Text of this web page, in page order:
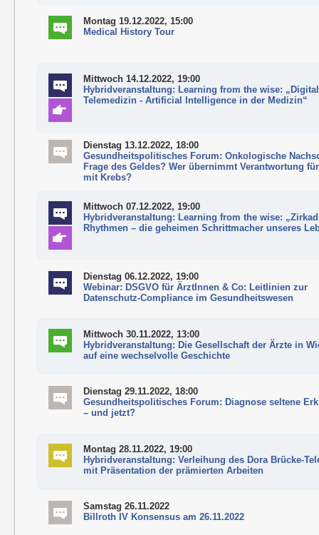
Montag 19.12.2022, 15:00
Medical History Tour
Mittwoch 14.12.2022, 19:00
Hybridveranstaltung: Learning from the wise:
Telemedizin - Artificial Intelligence in der Medizin“
Dienstag 13.12.2022, 18:00
Gesundheitspolitisches Forum: Onkologische
Frage des Geldes? Wer übernimmt Verantwortung
mit Krebs?
Mittwoch 07.12.2022, 19:00
Hybridveranstaltung: Learning from the wise:
Rhythmen – die geheimen Schrittmacher unseres
Dienstag 06.12.2022, 19:00
Webinar: DSGVO für ÄrztInnen & Co: Leitlinien zur
Datenschutz-Compliance im Gesundheitswesen
Mittwoch 30.11.2022, 13:00
Hybridveranstaltung: Die Gesellschaft der Ärzte in
auf eine wechselvolle Geschichte
Dienstag 29.11.2022, 18:00
Gesundheitspolitisches Forum: Diagnose seltene
– und jetzt?
Montag 28.11.2022, 19:00
Hybridveranstaltung: Verleihung des Dora Brücke-
mit Präsentation der prämierten Arbeiten
Samstag 26.11.2022
Billroth IV Konsensus am 26.11.2022